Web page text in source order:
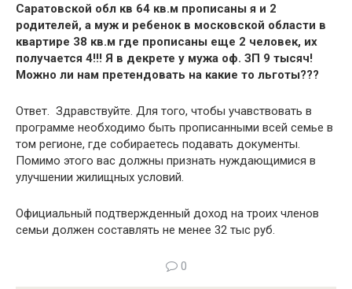
Саратовской обл кв 64 кв.м прописаны я и 2
родителей, а муж и ребенок в московской области в
квартире 38 кв.м где прописаны еще 2 человек, их
получается 4!!! Я в декрете у мужа оф. ЗП 9 тысяч!
Можно ли нам претендовать на какие то льготы???
Ответ. Здравствуйте. Для того, чтобы учавствовать в
программе необходимо быть прописанными всей семье в
том регионе, где собираетесь подавать документы.
Помимо этого вас должны признать нуждающимися в
улучшении жилищных условий.
Официальный подтвержденный доход на троих членов
семьи должен составлять не менее 32 тыс руб.
0